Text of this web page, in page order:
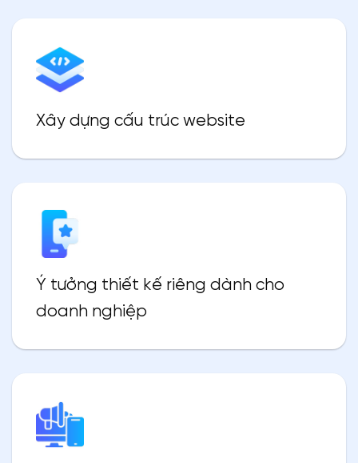
Xây dựng cấu trúc website
Ý tưởng thiết kế riêng dành cho
doanh nghiệp